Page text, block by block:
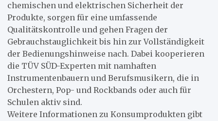
chemischen und elektrischen Sicherheit der
Produkte, sorgen für eine umfassende
Qualitätskontrolle und gehen Fragen der
Gebrauchstauglichkeit bis hin zur Vollständigkeit
der Bedienungshinweise nach. Dabei kooperieren
die TÜV SÜD-Experten mit namhaften
Instrumentenbauern und Berufsmusikern, die in
Orchestern, Pop- und Rockbands oder auch für
Schulen aktiv sind.
Weitere Informationen zu Konsumprodukten gibt